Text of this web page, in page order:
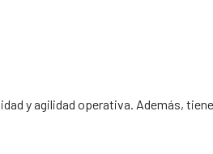
y agilidad operativa. Además,